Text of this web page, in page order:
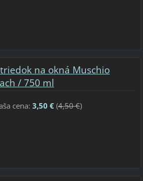
na okná Muschio
/ 750 ml
cena: 3,50 €(4,50 €)